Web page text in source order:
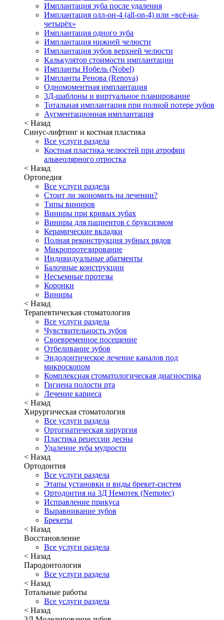
Имплантация зуба после удаления
Имплантация олл-он-4 (all-on-4) или «всё-на-
четырёх»
Имплантация одного зуба
Имплантация нижней челюсти
Имплантация зубов верхней челюсти
Калькулятор стоимости имплантации
Импланты Нобель (Nobel)
Импланты Ренова (Renova)
Одномоментная имплантация
3Д-шаблоны и виртуальное планирование
Тотальная имплантация при полной потере зубов
Аугментационная имплантация
< Назад
Синус-лифтинг и костная пластика
Все услуги раздела
Костная пластика челюстей при атрофии
альвеолярного отростка
< Назад
Ортопедия
Все услуги раздела
Стоит ли экономить на лечении?
Типы виниров
Виниры при кривых зубах
Виниры для пациентов с бруксизмом
Керамические вкладки
Полная реконструкция зубных рядов
Микропротезирование
Индивидуальные абатменты
Балочные конструкции
Несъемные протезы
Коронки
Виниры
< Назад
Терапевтическая стоматология
Все услуги раздела
Чувствительность зубов
Своевременное посещение
Отбеливание зубов
Эндодонтическое лечение каналов под
микроскопом
Комплексная стоматологическая диагностика
Гигиена полости рта
Лечение кариеса
< Назад
Хирургическая стоматология
Все услуги раздела
Ортогнатическая хирургия
Пластика рецессии десны
Удаление зуба мудрости
< Назад
Ортодонтия
Все услуги раздела
Этапы установки и виды брекет-систем
Ортодонтия на 3Д Немотек (Nemotec)
Исправление прикуса
Выравнивание зубов
Брекеты
< Назад
Восстановление
Все услуги раздела
< Назад
Пародонтология
Все услуги раздела
< Назад
Тотальные работы
Все услуги раздела
< Назад